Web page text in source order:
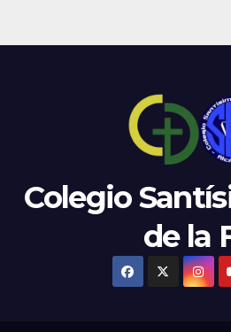
Colegio
de la